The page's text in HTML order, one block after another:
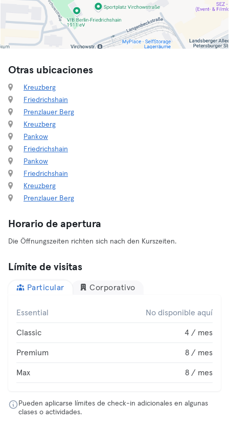
Otras ubicaciones
Kreuzberg
Friedrichshain
Prenzlauer Berg
Kreuzberg
Pankow
Friedrichshain
Pankow
Friedrichshain
Kreuzberg
Prenzlauer Berg
Horario de apertura
Die Öffnungszeiten richten sich nach den Kurszeiten.
Límite de visitas
Particular Corporativo
Essential No disponible aquí
Classic 4 / mes
Premium 8 / mes
Max 8 / mes
Pueden aplicarse límites de check-in adicionales en algunas
clases o actividades.